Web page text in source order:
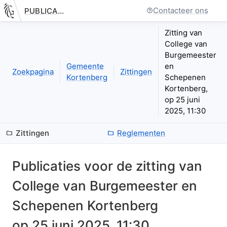
Nieuwe pagina: bestuurseenheid.zittingen.zitting.index
PUBLICATIE.GELINKT-NOTULEREN.VLAANDEREN.BE Contacteer ons
Zoekpagina
Gemeente
Kortenberg
Zittingen
Zitting van
College van
Burgemeester
en
Schepenen
Kortenberg,
op 25 juni
2025, 11:30
Zittingen Reglementen
Publicaties voor de zitting van
College van Burgemeester en
Schepenen Kortenberg